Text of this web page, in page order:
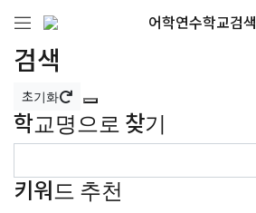
어학연수학교검색
검색
초기화
학교명으로 찾기
키워드 추천